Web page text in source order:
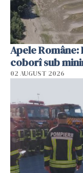
Apele
coborî sub
02 AUGUST 2026